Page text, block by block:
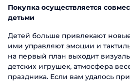
Покупка осуществляется
детьми
Детей больше привлекают
ими управляют эмоции и
на первый план выходит
детских игрушек, атмосфера
праздника. Если вам удалось